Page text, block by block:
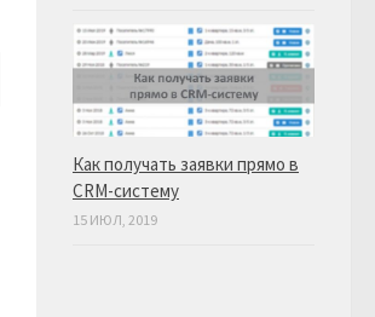
Как получать заявки прямо в
CRM-систему
15 ИЮЛ, 2019